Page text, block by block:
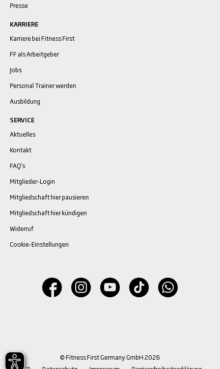
Presse
KARRIERE
Karriere bei Fitness First
FF als Arbeitgeber
Jobs
Personal Trainer werden
Ausbildung
SERVICE
Aktuelles
Kontakt
FAQ's
Mitglieder-Login
Mitgliedschaft hier pausieren
Mitgliedschaft hier kündigen
Widerruf
Cookie-Einstellungen
© Fitness First Germany GmbH 2026